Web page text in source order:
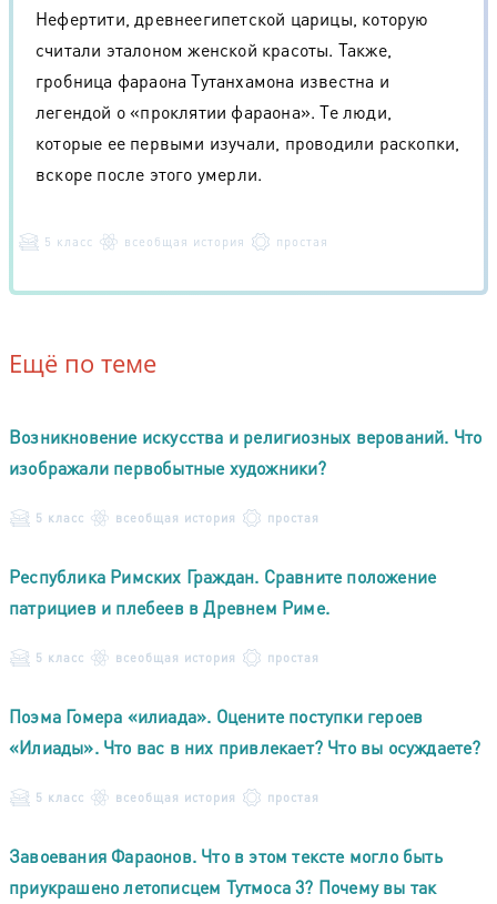
Нефертити, древнеегипетской царицы, которую
считали эталоном женской красоты. Также,
гробница фараона Тутанхамона известна и
легендой о «проклятии фараона». Те люди,
которые ее первыми изучали, проводили раскопки,
вскоре после этого умерли.
5 класс всеобщая история простая
Ещё по теме
Возникновение искусства и религиозных верований. Что
изображали первобытные художники?
5 класс всеобщая история простая
Республика Римских Граждан. Сравните положение
патрициев и плебеев в Древнем Риме.
5 класс всеобщая история простая
Поэма Гомера «илиада». Оцените поступки героев
«Илиады». Что вас в них привлекает? Что вы осуждаете?
5 класс всеобщая история простая
Завоевания Фараонов. Что в этом тексте могло быть
приукрашено летописцем Тутмоса 3? Почему вы так